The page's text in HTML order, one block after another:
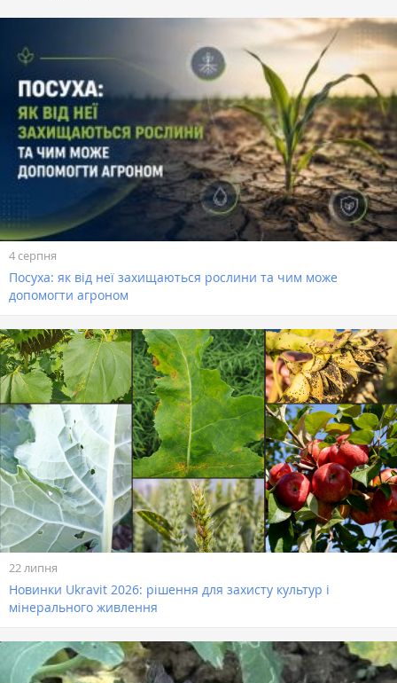
4 серпня
Посуха: як від неї захищаються рослини та чим може
допомогти агроном
22 липня
Новинки Ukravit 2026: рішення для захисту культур і
мінерального живлення